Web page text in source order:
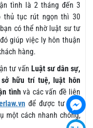
tình là 2 tháng đến 3
thủ tục rút ngọn thì 30
có thể nhờ luật sư tư
giúp việc ly hôn thuận
hàng.
tư vấn Luật sư dân sự,
hữu trí tuệ, luật hôn
tìnhvà các vấn đề liên
để được tư vấn,
một cách nhanh chóng,